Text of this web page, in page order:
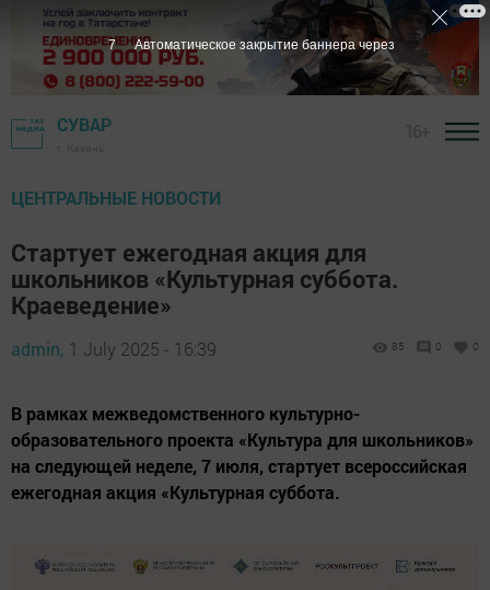
СУВАР
ЦЕНТРАЛЬНЫЕ НОВОСТИ
Стартует ежегодная акция для
школьников «Культурная суббота.
Краеведение»
admin, 1 July 2025 - 16:39 85 0 0
В рамках межведомственного культурно-
образовательного проекта «Культура для школьников»
на следующей неделе, 7 июля, стартует всероссийская
ежегодная акция «Культурная суббота.
6 Автоматическое закрытие баннера через